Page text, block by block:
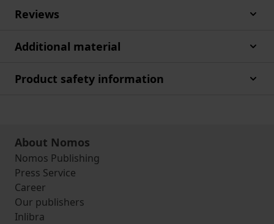
Reviews
Additional material
Product safety information
About Nomos
Nomos Publishing
Press Service
Career
Our publishers
Inlibra